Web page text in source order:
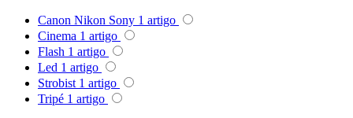
Quenox
Ripoint
Canon Nikon Sony 1 artigo
Cinema 1 artigo
Flash 1 artigo
Led 1 artigo
Strobist 1 artigo
Tripé 1 artigo